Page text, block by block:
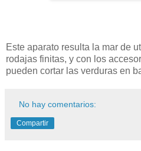
Este aparato resulta la mar de
rodajas finitas, y con los
pueden cortar las verduras en
No hay comentarios:
Compartir